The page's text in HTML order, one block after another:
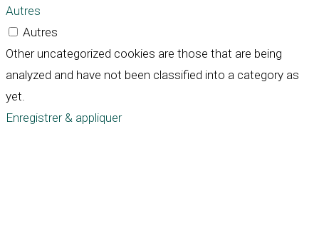
Autres
Autres
Other uncategorized cookies are those that are being
analyzed and have not been classified into a category as
yet.
Enregistrer & appliquer